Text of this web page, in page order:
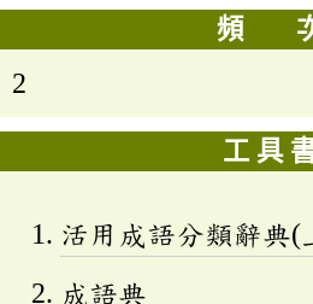
頻
2
工 具
活用成語分類辭典(
成語典